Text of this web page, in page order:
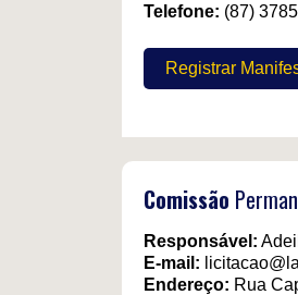
Telefone: (87)
Registrar
Comissão
Responsável:
E-mail:
Endereço: Rua